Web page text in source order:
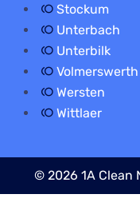
Stockum
Unterbach
Unterbilk
Volmerswerth
Wersten
Wittlaer
© 2026 1A Clean